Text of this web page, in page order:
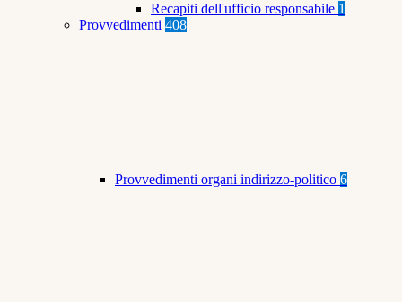
Recapiti dell'ufficio responsabile 1
Provvedimenti 408
Provvedimenti organi indirizzo-politico 6